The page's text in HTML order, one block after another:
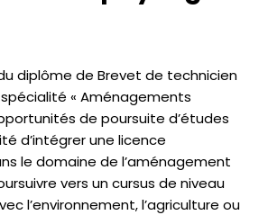
diplôme de Brevet de technicien
« Aménagements
de poursuite d’études
d’intégrer une licence
le domaine de l’aménagement
vers un cursus de niveau
l’environnement, l’agriculture ou